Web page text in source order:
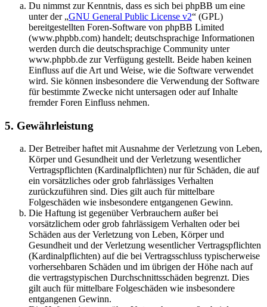
Du nimmst zur Kenntnis, dass es sich bei phpBB um eine
unter der „GNU General Public License v2“ (GPL)
bereitgestellten Foren-Software von phpBB Limited
(www.phpbb.com) handelt; deutschsprachige Informationen
werden durch die deutschsprachige Community unter
www.phpbb.de zur Verfügung gestellt. Beide haben keinen
Einfluss auf die Art und Weise, wie die Software verwendet
wird. Sie können insbesondere die Verwendung der Software
für bestimmte Zwecke nicht untersagen oder auf Inhalte
fremder Foren Einfluss nehmen.
5. Gewährleistung
Der Betreiber haftet mit Ausnahme der Verletzung von Leben,
Körper und Gesundheit und der Verletzung wesentlicher
Vertragspflichten (Kardinalpflichten) nur für Schäden, die auf
ein vorsätzliches oder grob fahrlässiges Verhalten
zurückzuführen sind. Dies gilt auch für mittelbare
Folgeschäden wie insbesondere entgangenen Gewinn.
Die Haftung ist gegenüber Verbrauchern außer bei
vorsätzlichem oder grob fahrlässigem Verhalten oder bei
Schäden aus der Verletzung von Leben, Körper und
Gesundheit und der Verletzung wesentlicher Vertragspflichten
(Kardinalpflichten) auf die bei Vertragsschluss typischerweise
vorhersehbaren Schäden und im übrigen der Höhe nach auf
die vertragstypischen Durchschnittsschäden begrenzt. Dies
gilt auch für mittelbare Folgeschäden wie insbesondere
entgangenen Gewinn.